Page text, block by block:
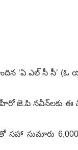
‘ఏ ఎల్ సీ సీ’
హీరో జె.పి
సహా సుమారు